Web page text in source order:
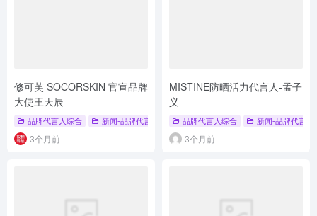
修可芙 SOCORSKIN 官宣品牌
大使王天辰
品牌代言人综合 新闻-品牌代言人 # 品牌代言人 # 修可芙 # 王天辰
3个月前
MISTINE防晒活力代言人-孟子
义
品牌代言人综合 新闻-品牌代言人
3个月前